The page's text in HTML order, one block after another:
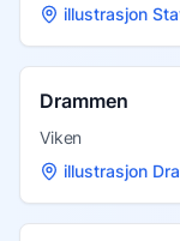
illustrasjon
Drammen
Viken
illustrasjon